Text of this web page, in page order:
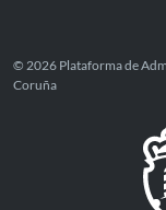
© 2026 Plataforma de
Coruña